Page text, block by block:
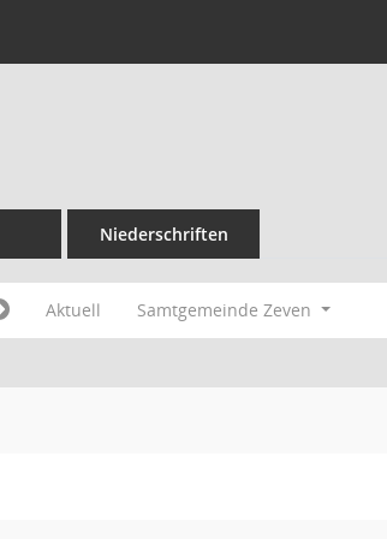
Niederschriften
Aktuell Samtgemeinde Zeven